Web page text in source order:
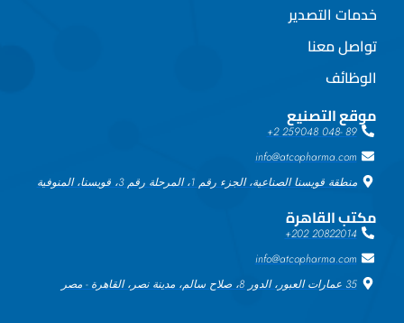
خدمات التصدير
تواصل معنا
الوظائف
موقع التصنيع
89 -048 259048 2+
info@atcopharma.com
منطقة قويسنا الصناعية، الجزء رقم 1، المرحلة رقم 3، قويسنا، المنوفية
مكتب القاهرة
20822014 202+
info@atcopharma.com
35 عمارات العبور، الدور 8، صلاح سالم، مدينة نصر، القاهرة - مصر